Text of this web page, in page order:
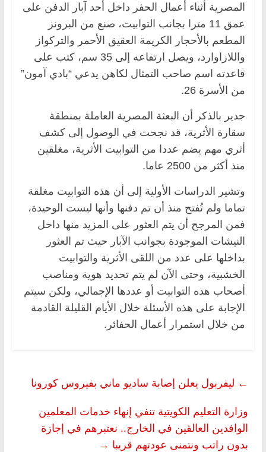
المصرية أثناء أعمال الحفر داخل أحد آبار الدفن على
عمق 11 مترا بجانب التوابيت، صنع من البرونز
المطعم بالأحجار الكريمة العقيق الأحمر والتركواز
واللازاوارد، ويصل ارتفاعه إلى 35 سم، كتب على
قاعدته اسم صاحب التمثال لكاهن يدعي “بادي آمون”
من الأسرة 26.
جدير بالذكر أن البعثة المصرية العاملة بمنطقة
سقارة الأثرية، قد نجحت في الوصول إلى كشف
أثري مهم يضم عددا من التوابيت الأثرية، مغلقين
منذ أكثر من 2500 عاما.
وتشير الدراسات الأولية إلى أن هذه التوابيت مغلقة
تماما ولم تُفتح منذ أن تم دفنها وأنها ليست الوحيدة،
فمن المرجح أن يتم العثور على المزيد منها داخل
النيشات الموجودة بجوانب الآبار حيث تم العثور
بداخلها على عدد من اللقى الأثرية والتوابيت
الخشبية، وحتى الآن لم يتم تحديد هوية ومناصب
أصحاب هذه التوابيت أو عددها الإجمالي، ولكن سيتم
الإجابة على هذه الأسئلة خلال الأيام القليلة القادمة
من خلال استمرار أعمال الحفائر.
← ليفربول يعلن إصابة ساديو ماني بفيروس كورونا
وزارة التعليم الكويتية تنفي إنهاء خدمات المعلمين
الوافدين العالقين في الخارج.. نعتبرهم في إجازة
بدون راتب ونتمنى عودتهم قريبا →